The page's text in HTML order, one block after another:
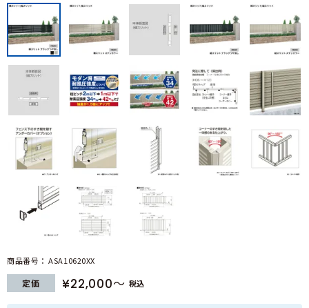
商品番号 ASA10620XX
定価 ¥22,000 税込